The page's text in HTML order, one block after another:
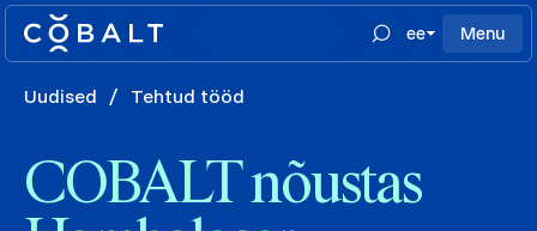
ee Menu
Uudised / Tehtud tööd
COBALT nõustas